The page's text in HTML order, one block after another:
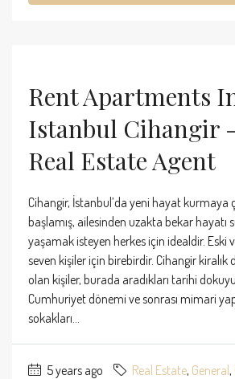
Rent Apartments
Istanbul Cihangir
Real Estate Agent
Cihangir, İstanbul’da yeni hayat kurmaya
başlamış, ailesinden uzakta bekar hayatı
yaşamak isteyen herkes için idealdir. Eski
seven kişiler için birebirdir. Cihangir kiralık
olan kişiler, burada aradıkları tarihi
Cumhuriyet dönemi ve sonrası mimari
sokakları...
5 years ago Real Estate, General,